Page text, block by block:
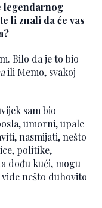
li znali da će vas
Bilo da je to bio
ili Memo, svakoj
sam bio
umorni, upale
nasmijati, nešto
politike,
dođu kući, mogu
nešto duhovito